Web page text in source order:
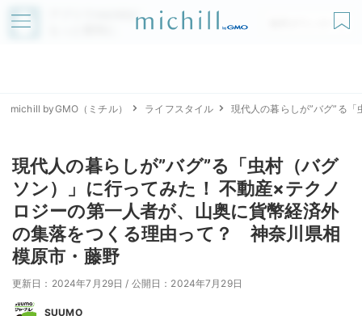
アプリでmichillが
無料ダウンロード
michill byGMO（ミチル） ライフスタイル 現代人の暮らしが”バグ”る
現代人の暮らしが”バグ”る「虫村（バグ
ソン）」に行ってみた！ 不動産×テクノ
ロジーの第一人者が、山奥に貨幣経済外
の集落をつくる理由って？ 神奈川県相
模原市・藤野
更新日：2024年7月29日 / 公開日：2024年7月29日
SUUMO